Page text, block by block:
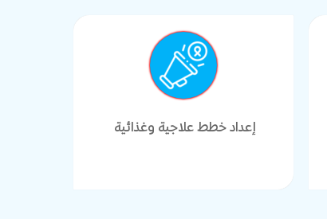
إعداد خطط علاجية وغذائية